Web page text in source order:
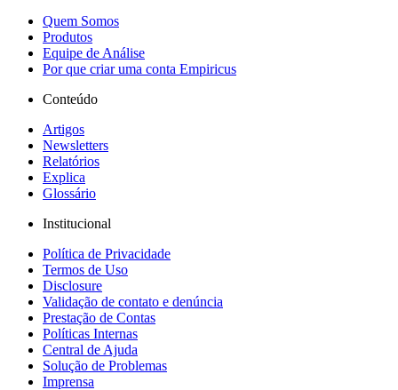
Quem Somos
Produtos
Equipe de Análise
Por que criar uma conta Empiricus
Conteúdo
Artigos
Newsletters
Relatórios
Explica
Glossário
Institucional
Política de Privacidade
Termos de Uso
Disclosure
Validação de contato e denúncia
Prestação de Contas
Políticas Internas
Central de Ajuda
Solução de Problemas
Imprensa